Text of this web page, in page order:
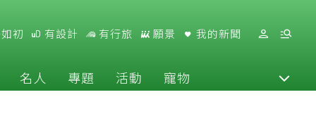
初 有設計 有行旅 願景 我的新聞
名人 專題 活動 寵物